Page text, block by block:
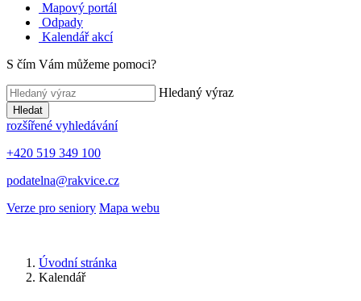
Mapový portál
Odpady
Kalendář akcí
S čím Vám můžeme pomoci?
Hledaný výraz
Hledat
rozšířené vyhledávání
+420 519 349 100
podatelna@rakvice.cz
Verze pro seniory Mapa webu
Úvodní stránka
Kalendář